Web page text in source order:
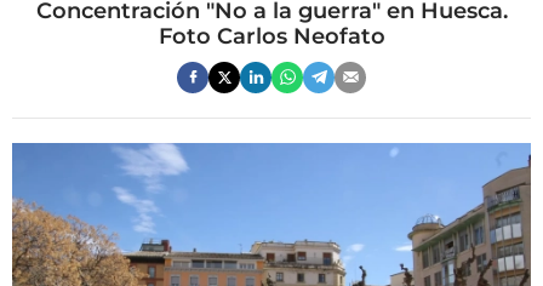
Concentración "No a la guerra" en Huesca.
Foto Carlos Neofato